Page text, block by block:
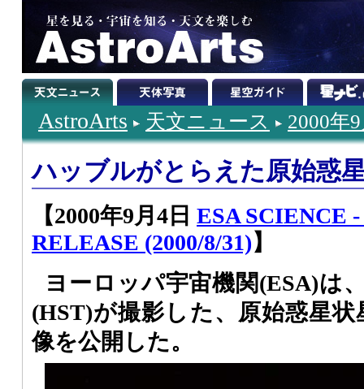
AstroArts 天文ニュース 2000年
ハッブルがとらえた原始惑
【2000年9月4日 ESA SCIENCE
RELEASE (2000/8/31)】
ヨーロッパ宇宙機関(ESA)は
(HST)が撮影した、原始惑星状
像を公開した。